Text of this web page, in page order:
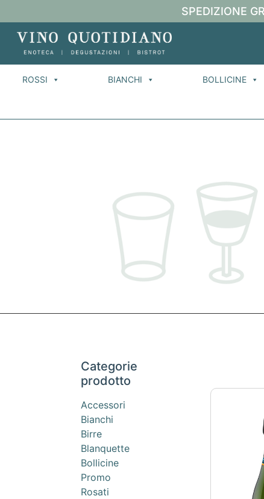
SPEDIZIONE
ROSSI BIANCHI BOLLICINE
Categorie
prodotto
Accessori
Bianchi
Birre
Blanquette
Bollicine
Promo
Rosati